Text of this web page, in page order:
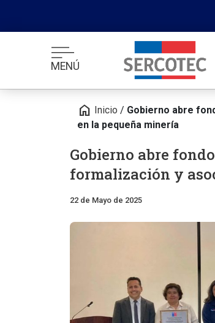
MENÚ
home Inicio / Gobierno abre
en la pequeña minería
Gobierno abre
formalización y
22 de Mayo de 2025